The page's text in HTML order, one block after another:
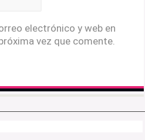
electrónico y web en
vez que comente.